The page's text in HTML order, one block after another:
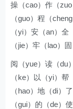
操（cao）作（
（guo）程（
（yi）安（an）
（jie）牢（lao）固
阅（yue）读（du
（ke）以（yi）
（hao）地（di）
（gui）的（de）